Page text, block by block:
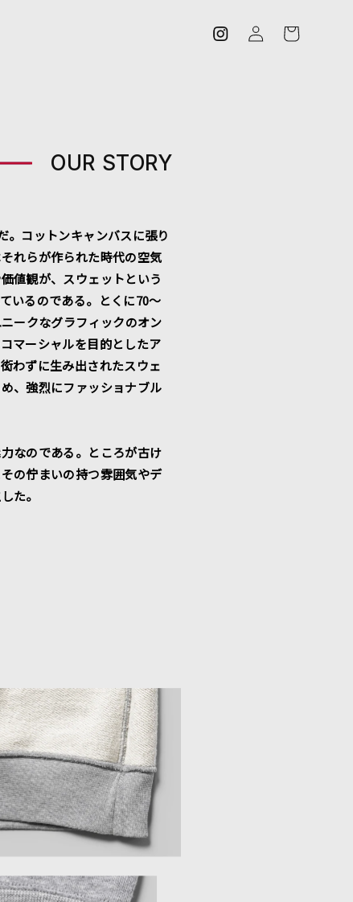
グ
イ
ー
OUR STORY
。コットンキャンバスに張り
れらが作られた時代の空気
値観が、スウェットという
いるのである。とくに70～
ークなグラフィックのオン
マーシャルを目的としたア
わずに生み出されたスウェ
、強烈にファッショナブル
なのである。ところが古け
の佇まいの持つ雰囲気やデ
た。